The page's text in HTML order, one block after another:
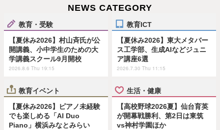
NEWS CATEGORY
教育・受験
【夏休み2026】村山斉氏が公
開講義、小中学生のための大
学講義スクール9月開校
2026.8.6 Thu 19:15
教育ICT
【夏休み2026】東大メタバー
ス工学部、生成AIなどジュニ
ア講座6選
2026.7.30 Thu 11:15
教育イベント
【夏休み2026】ピアノ未経験
でも楽しめる「AI Duo
Piano」横浜みなとみらい
生活・健康
【高校野球2026夏】仙台育英
が開幕戦勝利、第2日は東筑
vs神村学園ほか